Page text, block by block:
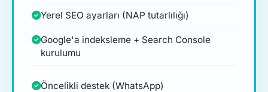
Yerel SEO ayarları (NAP tutarlılığı)
Google'a indeksleme + Search Console
kurulumu
Öncelikli destek (WhatsApp)